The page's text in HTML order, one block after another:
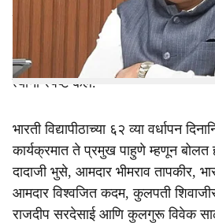
eकेली. या कायद्यामुळे राज्यातील
आणि निश्चित मालकी हक्क प्राप्त होणार
जागतिक स्तरावर आर्थिक व्यवहारांसाठी
त्यांनी स्पष्ट केले.
भारती विद्यापीठाच्या ६२ व्या वर्धापन
कार्यक्रमात ते प्रमुख पाहुणे म्हणून बोलत
दादाजी भुसे, आमदार भीमराव तापकीर,
आमदार विश्वजित कदम, कुलपती
राजदीप सरदेसाई आणि कुलगुरू विवेक